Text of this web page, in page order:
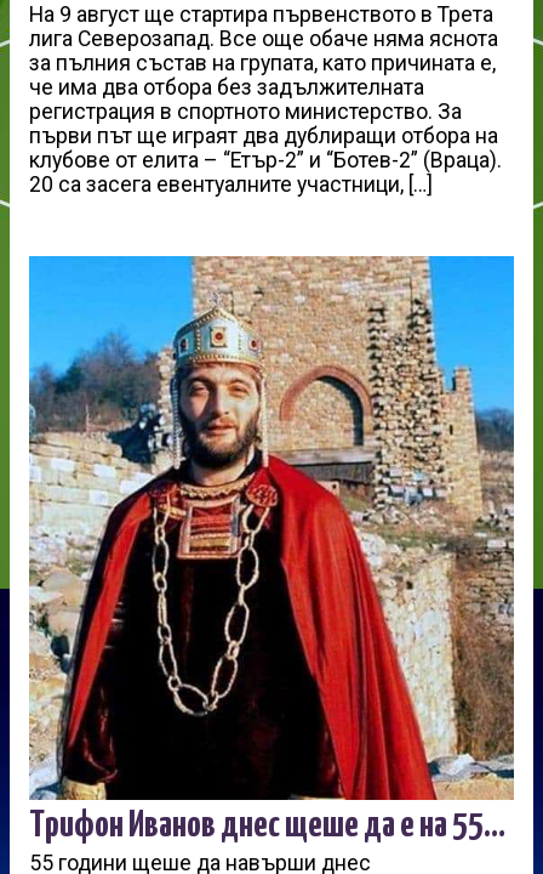
На 9 август ще стартира първенството в Трета
лига Северозапад. Все още обаче няма яснота
за пълния състав на групата, като причината е,
че има два отбора без задължителната
регистрация в спортното министерство. За
първи път ще играят два дублиращи отбора на
клубове от елита – “Етър-2” и “Ботев-2” (Враца).
20 са засега евентуалните участници, […]
Трифон Иванов днес щеше да е на 55…
55 години щеше да навърши днес